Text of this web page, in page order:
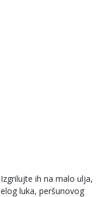
ih na malo ulja,
luka, peršunovog